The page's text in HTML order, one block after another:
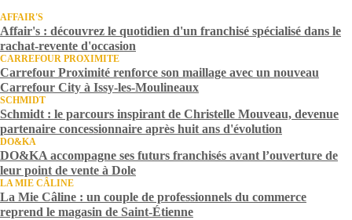
AFFAIR'S
Affair's : découvrez le quotidien d'un franchisé spécialisé dans le
rachat-revente d'occasion
CARREFOUR PROXIMITE
Carrefour Proximité renforce son maillage avec un nouveau
Carrefour City à Issy-les-Moulineaux
SCHMIDT
Schmidt : le parcours inspirant de Christelle Mouveau, devenue
partenaire concessionnaire après huit ans d'évolution
DO&KA
DO&KA accompagne ses futurs franchisés avant l’ouverture de
leur point de vente à Dole
LA MIE CÂLINE
La Mie Câline : un couple de professionnels du commerce
reprend le magasin de Saint-Étienne